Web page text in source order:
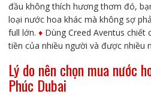
đầu không thích hương thơm đó,
loại nước hoa khác mà không sợ
full lớn. ♦️Dùng Creed Aventus chiết
tiền của nhiều người và được nhiều
Lý do nên chọn mua nước
Phúc Dubai